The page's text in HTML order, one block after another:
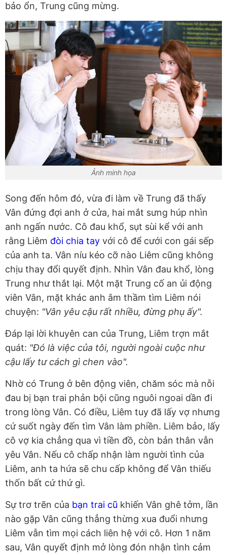
bảo ổn, Trung cũng mừng.
Ảnh minh họa
Song đến hôm đó, vừa đi làm về Trung đã thấy
Vân đứng đợi anh ở cửa, hai mắt sưng húp nhìn
anh ngấn nước. Cô đau khổ, sụt sùi kể với anh
rằng Liêm đòi chia tay với cô để cưới con gái sếp
của anh ta. Vân níu kéo cỡ nào Liêm cũng không
chịu thay đổi quyết định. Nhìn Vân đau khổ, lòng
Trung như thắt lại. Một mặt Trung cố an ủi động
viên Vân, mặt khác anh âm thầm tìm Liêm nói
chuyện: "Vân yêu cậu rất nhiều, đừng phụ ấy".
Đáp lại lời khuyên can của Trung, Liêm trợn mắt
quát: "Đó là việc của tôi, người ngoài cuộc như
cậu lấy tư cách gì chen vào".
Nhờ có Trung ở bên động viên, chăm sóc mà nỗi
đau bị bạn trai phản bội cũng nguôi ngoai dần đi
trong lòng Vân. Có điều, Liêm tuy đã lấy vợ nhưng
cứ suốt ngày đến tìm Vân làm phiền. Liêm bảo, lấy
cô vợ kia chẳng qua vì tiền đồ, còn bản thân vẫn
yêu Vân. Nếu cô chấp nhận làm người tình của
Liêm, anh ta hứa sẽ chu cấp không để Vân thiếu
thốn bất cứ thứ gì.
Sự trơ trẽn của bạn trai cũ khiến Vân ghê tởm, lần
nào gặp Vân cũng thẳng thừng xua đuổi nhưng
Liêm vẫn tìm mọi cách liên hệ với cô. Hơn 1 năm
sau, Vân quyết định mở lòng đón nhận tình cảm